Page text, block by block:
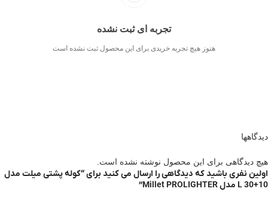
تجربه ای ثبت نشده
هنوز هیچ تجربه خریدی برای این محصول ثبت نشده است
دیدگاهها
هیچ دیدگاهی برای این محصول نوشته نشده است.
اولین نفری باشید که دیدگاهی را ارسال می کنید برای “کوله پشتی میلت مدل
10+30 L مدل Millet PROLIGHTER”